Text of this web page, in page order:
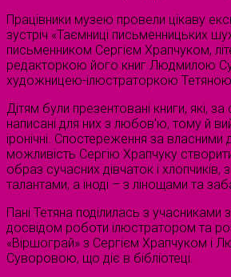
Працівники музею провели цікаву
зустріч «Таємниці письменницьких
письменником Сергієм Храпчуком,
редакторкою його книг Людмилою
художницею-ілюстраторкою
Дітям були презентовані книги, які,
написані для них з любов’ю, тому й
іронічні. Спостереження за власними
можливість Сергію Храпчуку
образ сучасних дівчаток і хлопчиків,
талантами, а іноді – з лінощами та
Пані Тетяна поділилась з учасниками
досвідом роботи ілюстратором та
«Віршограй» з Сергієм Храпчуком і
Суворовою, що діє в бібліотеці.